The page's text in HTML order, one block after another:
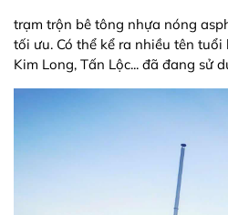
trạm trộn bê tông nhựa nóng
tối ưu. Có thể kể ra nhiều tên tuổi
Kim Long, Tấn Lộc... đã đang sử